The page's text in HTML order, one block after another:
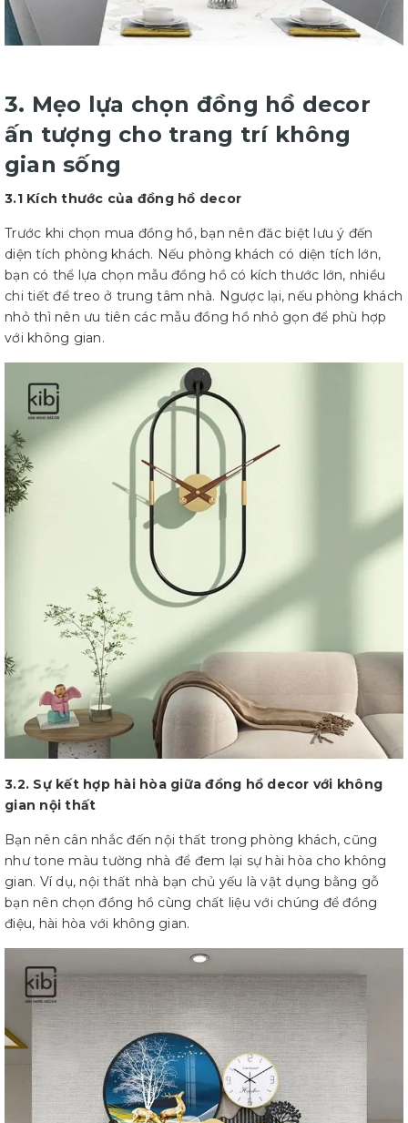
3. Mẹo lựa chọn đồng hồ decor
ấn tượng cho trang trí không
gian sống
3.1 Kích thước của đồng hồ decor
Trước khi chọn mua đồng hồ, bạn nên đăc biệt lưu ý đến
diện tích phòng khách. Nếu phòng khách có diện tích lớn,
bạn có thể lựa chọn mẫu đồng hồ có kích thước lớn, nhiều
chi tiết để treo ở trung tâm nhà. Ngược lại, nếu phòng khách
nhỏ thì nên ưu tiên các mẫu đồng hồ nhỏ gọn để phù hợp
với không gian.
3.2. Sự kết hợp hài hòa giữa đồng hồ decor với không
gian nội thất
Bạn nên cân nhắc đến nội thất trong phòng khách, cũng
như tone màu tường nhà để đem lại sự hài hòa cho không
gian. Ví dụ, nội thất nhà bạn chủ yếu là vật dụng bằng gỗ
bạn nên chọn đồng hồ cùng chất liệu với chúng để đồng
điệu, hài hòa với không gian.